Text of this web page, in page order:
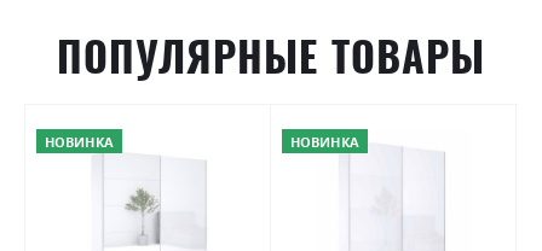
ПОПУЛЯРНЫЕ ТОВАРЫ
НОВИНКА НОВИНКА